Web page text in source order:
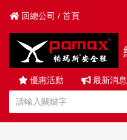
回總公司 / 首頁
優惠活動 最新消息